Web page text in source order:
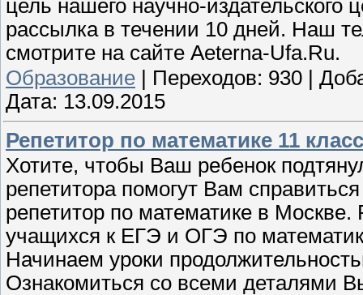
цель нашего научно-издательского
рассылка в течении 10 дней. Наш
смотрите на сайте Aeterna-Ufa.Ru.
Образование
Переходов: 930
Дата: 13.09.2015
Репетитор по математике 11
Хотите, чтобы Ваш ребенок
репетитора помогут Вам
репетитор по математике в Москве.
учащихся к ЕГЭ и ОГЭ по
Начинаем уроки
Ознакомиться со всеми деталями